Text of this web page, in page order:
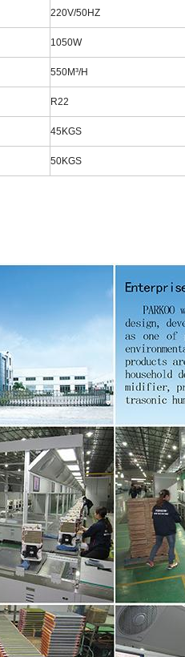
220V/50HZ
1050W
550M³/H
R22
45KGS
50KGS